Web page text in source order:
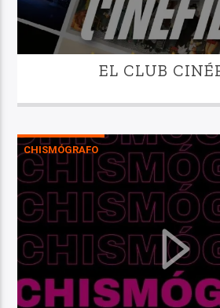
EL CLUB
CHISMÓGRAFO